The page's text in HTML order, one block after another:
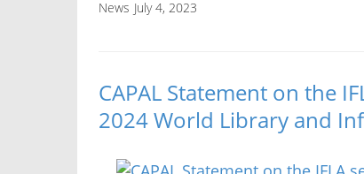
News July 4, 2023
CAPAL Statement on the
2024 World Library and